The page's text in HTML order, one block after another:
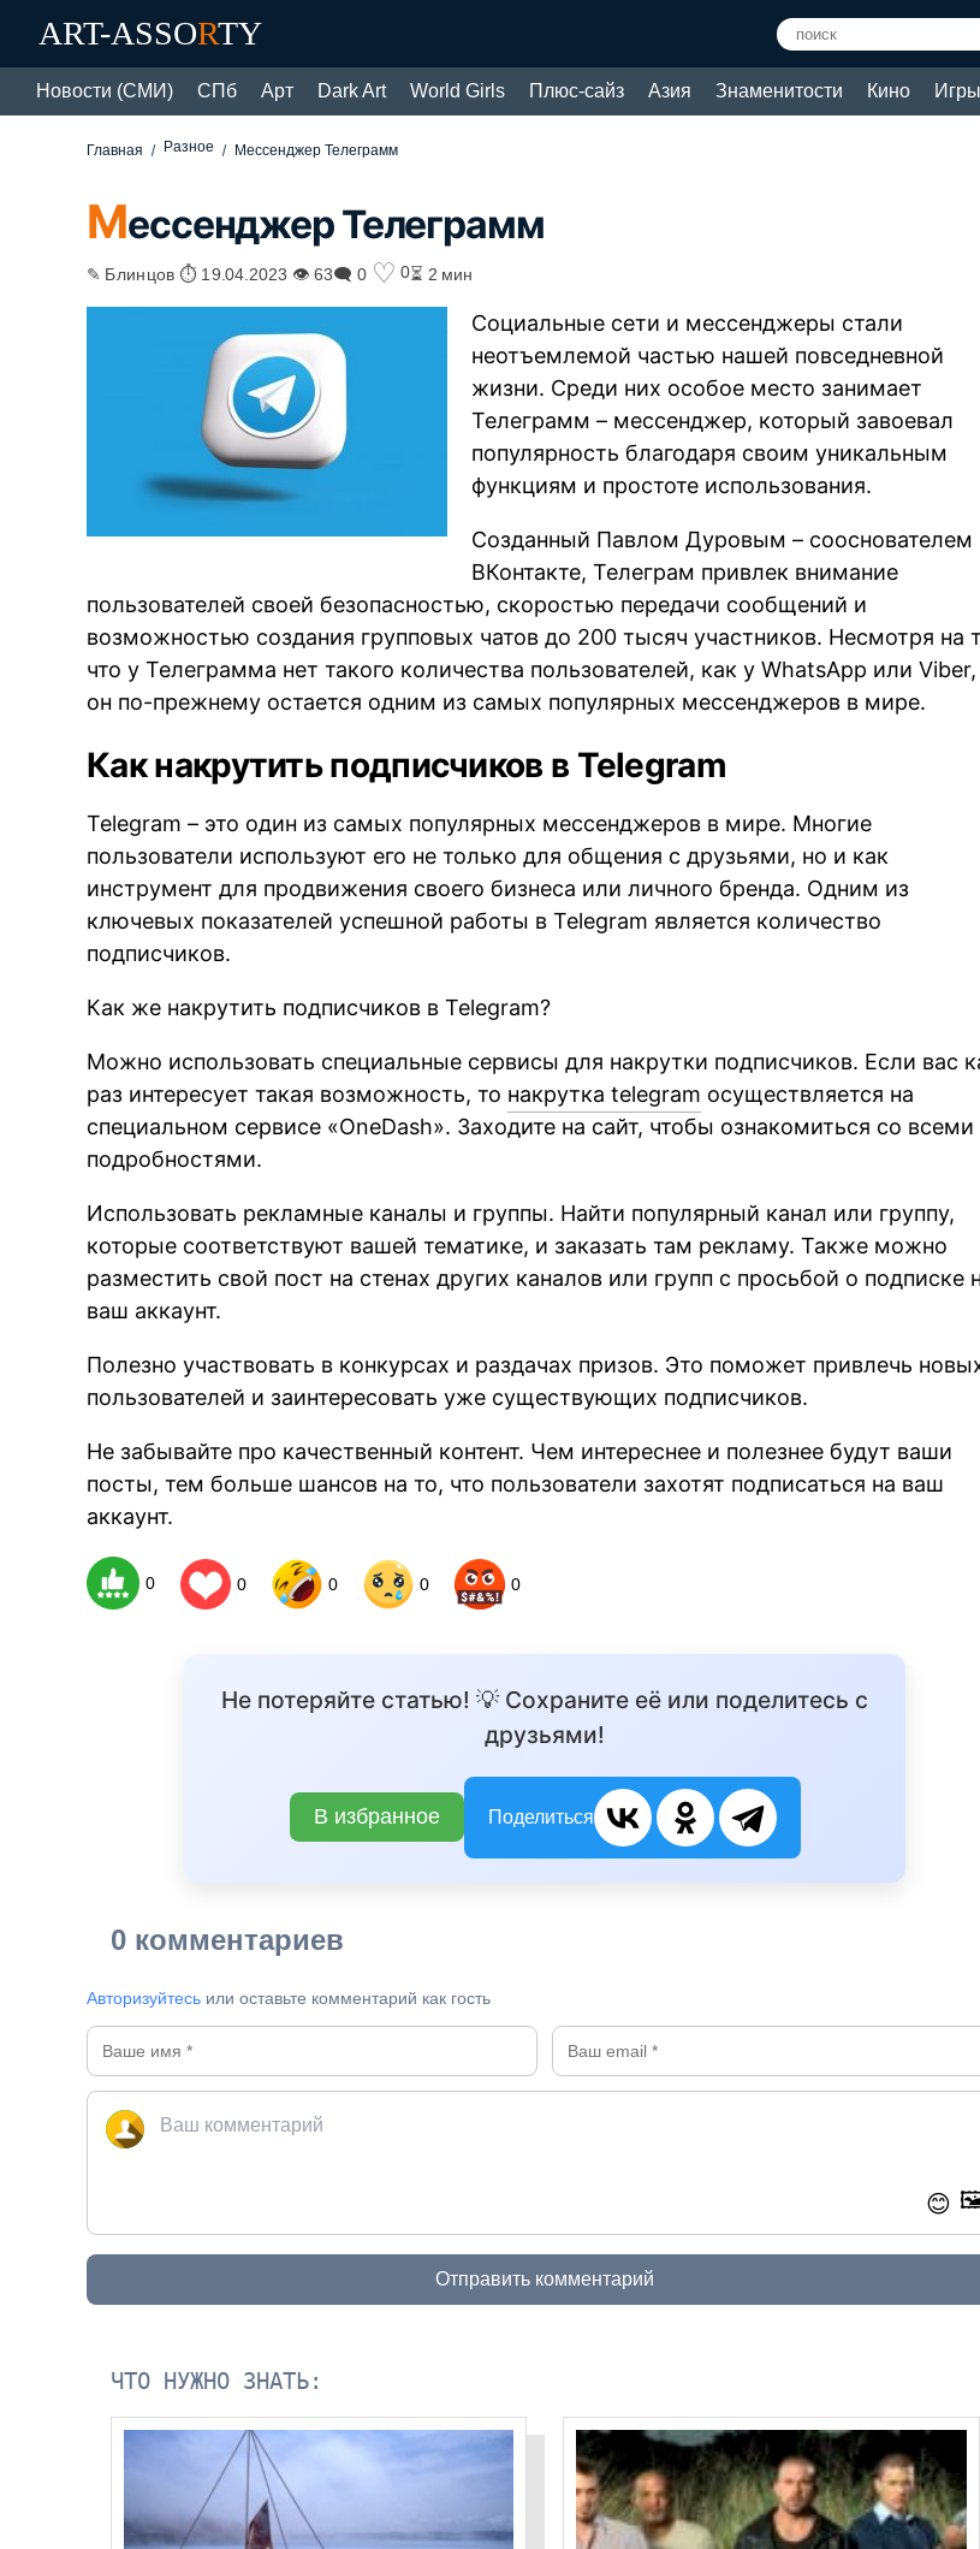
ART-ASSORTY
Новости (СМИ) СПб Арт Dark Art World Girls Плюс-сайз Азия Знаменитости Кино Игры
Главная Разное Мессенджер Телеграмм
Мессенджер Телеграмм
✎ Блинцов ⏱ 19.04.2023 👁 63🗨 0 ♡ 0⏳ 2 мин
Социальные сети и мессенджеры стали
неотъемлемой частью нашей повседневной
жизни. Среди них особое место занимает
Телеграмм – мессенджер, который завоевал
популярность благодаря своим уникальным
функциям и простоте использования.
Созданный Павлом Дуровым – сооснователем
ВКонтакте, Телеграм привлек внимание
пользователей своей безопасностью, скоростью передачи сообщений и
возможностью создания групповых чатов до 200 тысяч участников. Несмотря на
что у Телеграмма нет такого количества пользователей, как у WhatsApp или Viber,
он по-прежнему остается одним из самых популярных мессенджеров в мире.
Как накрутить подписчиков в Telegram
Telegram – это один из самых популярных мессенджеров в мире. Многие
пользователи используют его не только для общения с друзьями, но и как
инструмент для продвижения своего бизнеса или личного бренда. Одним из
ключевых показателей успешной работы в Telegram является количество
подписчиков.
Как же накрутить подписчиков в Telegram?
Можно использовать специальные сервисы для накрутки подписчиков. Если вас
раз интересует такая возможность, то накрутка telegram осуществляется на
специальном сервисе «OneDash». Заходите на сайт, чтобы ознакомиться со всеми
подробностями.
Использовать рекламные каналы и группы. Найти популярный канал или группу,
которые соответствуют вашей тематике, и заказать там рекламу. Также можно
разместить свой пост на стенах других каналов или групп с просьбой о подписке
ваш аккаунт.
Полезно участвовать в конкурсах и раздачах призов. Это поможет привлечь
пользователей и заинтересовать уже существующих подписчиков.
Не забывайте про качественный контент. Чем интереснее и полезнее будут ваши
посты, тем больше шансов на то, что пользователи захотят подписаться на ваш
аккаунт.
0 0 0 0 0
Не потеряйте статью! 💡 Сохраните её или поделитесь с
друзьями!
В избранное Поделиться
0 комментариев
Авторизуйтесь или оставьте комментарий как гость
😊
Отправить комментарий
ЧТО НУЖНО ЗНАТЬ:
BREAKING NEWS /// НОВОСТИ